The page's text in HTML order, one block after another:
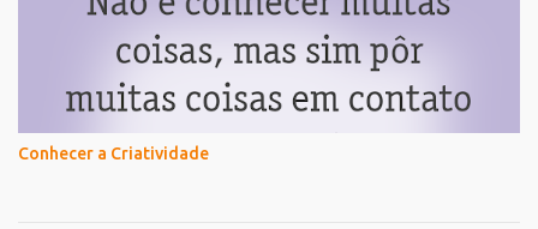
Conhecer a Criatividade